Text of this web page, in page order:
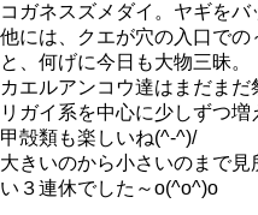
コガネスズメダイ。ヤギをバ
他には、クエが穴の入口での
と、何げに今日も大物三昧。
カエルアンコウ達はまだま
リガイ系を中心に少しずつ増
甲殻類も楽しいね(^-^)/
大きいのから小さいのまで
い３連休でした～o(^o^)o